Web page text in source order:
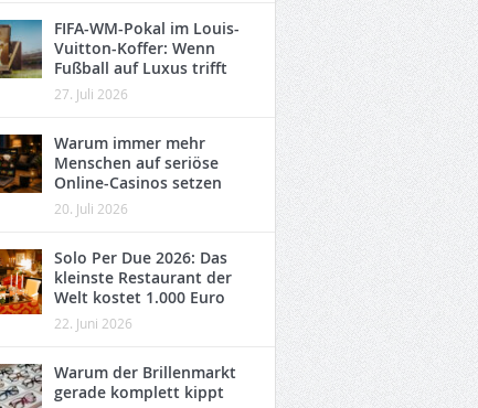
FIFA-WM-Pokal im Louis-
Vuitton-Koffer: Wenn
Fußball auf Luxus trifft
27. Juli 2026
Warum immer mehr
Menschen auf seriöse
Online-Casinos setzen
20. Juli 2026
Solo Per Due 2026: Das
kleinste Restaurant der
Welt kostet 1.000 Euro
22. Juni 2026
Warum der Brillenmarkt
gerade komplett kippt